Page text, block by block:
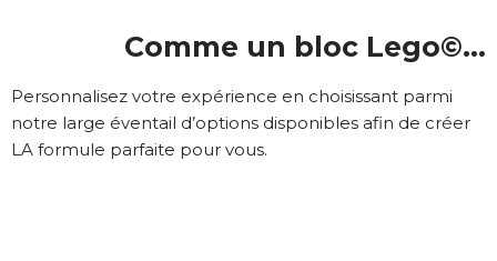
Comme un bloc Lego©...
Personnalisez votre expérience en choisissant parmi
notre large éventail d’options disponibles afin de créer
LA formule parfaite pour vous.